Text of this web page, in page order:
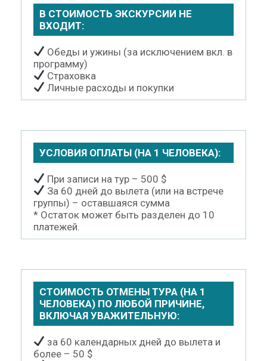
В СТОИМОСТЬ ЭКСКУРСИИ НЕ
ВХОДИТ:
Обеды и ужины (за исключением вкл. в
программу)
Страховка
Личные расходы и покупки
УСЛОВИЯ ОПЛАТЫ (НА 1 ЧЕЛОВЕКА):
При записи на тур – 500 $
За 60 дней до вылета (или на встрече
группы) – оставшаяся сумма
* Остаток может быть разделен до 10
платежей.
СТОИМОСТЬ ОТМЕНЫ ТУРА (НА 1
ЧЕЛОВЕКА) ПО ЛЮБОЙ ПРИЧИНЕ,
ВКЛЮЧАЯ УВАЖИТЕЛЬНУЮ:
за 60 календарных дней до вылета и
более – 50 $